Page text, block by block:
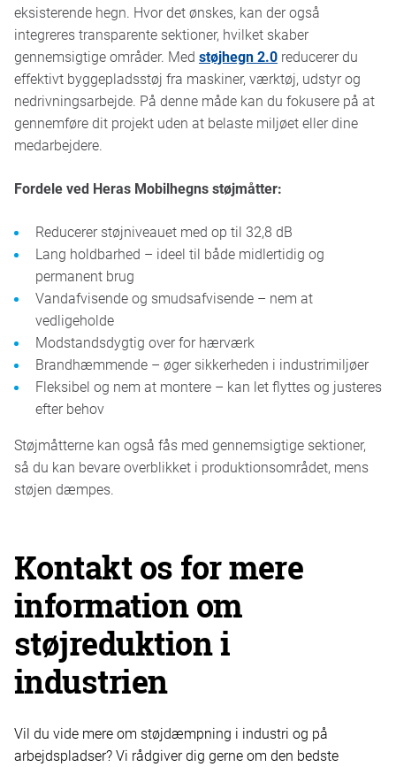
eksisterende hegn. Hvor det ønskes, kan der også
integreres transparente sektioner, hvilket skaber
gennemsigtige områder. Med støjhegn 2.0 reducerer du
effektivt byggepladsstøj fra maskiner, værktøj, udstyr og
nedrivningsarbejde. På denne måde kan du fokusere på at
gennemføre dit projekt uden at belaste miljøet eller dine
medarbejdere.
Fordele ved Heras Mobilhegns støjmåtter:
Reducerer støjniveauet med op til 32,8 dB
Lang holdbarhed – ideel til både midlertidig og
permanent brug
Vandafvisende og smudsafvisende – nem at
vedligeholde
Modstandsdygtig over for hærværk
Brandhæmmende – øger sikkerheden i industrimiljøer
Fleksibel og nem at montere – kan let flyttes og justeres
efter behov
Støjmåtterne kan også fås med gennemsigtige sektioner,
så du kan bevare overblikket i produktionsområdet, mens
støjen dæmpes.
Kontakt os for mere
information om
støjreduktion i
industrien
Vil du vide mere om støjdæmpning i industri og på
arbejdspladser? Vi rådgiver dig gerne om den bedste